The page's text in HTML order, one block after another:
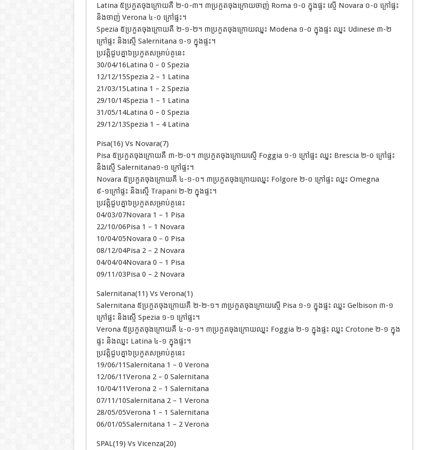
Latina ៥ប្រកួតចុងក្រោយគឺ ២-០-៣។ ៣ប្រកួតចុងក្រោយចាញ់ Roma ១-០ ក្នុងផ្ទះ ស្មើ Novara ០-០ ក្រៅផ្ទះ
និងចាញ់ Verona ៤-០ ក្រៅផ្ទះ។
Spezia ៥ប្រកួតចុងក្រោយគឺ ២-១-២។ ៣ប្រកួតចុងក្រោយឈ្នះ Modena ១-០ ក្នុងផ្ទះ ឈ្នះ Udinese ៣-២
ក្រៅផ្ទះ និងស្មើ Salernitana ១-១ ក្នុងផ្ទះ។
ប្រវត្តិជួបគ្នា៦ប្រកួតសម្រាប់គូនេះ
30/04/16Latina 0 – 0 Spezia
12/12/15Spezia 2 – 1 Latina
21/03/15Latina 1 – 2 Spezia
29/10/14Spezia 1 – 1 Latina
31/05/14Latina 0 – 0 Spezia
29/12/13Spezia 1 – 4 Latina
Pisa(16) Vs Novara(7)
Pisa ៥ប្រកួតចុងក្រោយគឺ ៣-២-០។ ៣ប្រកួតចុងក្រោយស្មើ Foggia ១-១ ក្រៅផ្ទះ ឈ្នះ Brescia ២-០ ក្រៅផ្ទះ
និងស្មើ Salernitana១-១ ក្រៅផ្ទះ។
Novara ៥ប្រកួតចុងក្រោយគឺ ៤-១-០។ ៣ប្រកួតចុងក្រោយឈ្នះ Folgore ២-០ ក្រៅផ្ទះ ឈ្នះ Omegna
៩-១ក្រៅផ្ទះ និងស្មើ Trapani ២-២ ក្នុងផ្ទះ។
ប្រវត្តិជួបគ្នា៦ប្រកួតសម្រាប់គូនេះ
04/03/07Novara 1 – 1 Pisa
22/10/06Pisa 1 – 1 Novara
10/04/05Novara 0 – 0 Pisa
08/12/04Pisa 2 – 2 Novara
04/04/04Novara 0 – 1 Pisa
09/11/03Pisa 0 – 2 Novara
Salernitana(11) Vs Verona(1)
Salernitana ៥ប្រកួតចុងក្រោយគឺ ២-២-១។ ៣ប្រកួតចុងក្រោយស្មើ Pisa ១-១ ក្នុងផ្ទះ ឈ្នះ Gelbison ៣-១
ក្រៅផ្ទះ និងស្មើ Spezia ១-១ ក្រៅផ្ទះ។
Verona ៥ប្រកួតចុងក្រោយគឺ ៤-០-១។ ៣ប្រកួតចុងក្រោយឈ្នះ Foggia ២-១ ក្នុងផ្ទះ ឈ្នះ Crotone ២-១ ក្នុង
ផ្ទះ និងឈ្នះ Latina ៤-១ ក្នុងផ្ទះ។
ប្រវត្តិជួបគ្នា៦ប្រកួតសម្រាប់គូនេះ
19/06/11Salernitana 1 – 0 Verona
12/06/11Verona 2 – 0 Salernitana
10/04/11Verona 2 – 1 Salernitana
07/11/10Salernitana 2 – 1 Verona
28/05/05Verona 1 – 1 Salernitana
06/01/05Salernitana 1 – 2 Verona
SPAL(19) Vs Vicenza(20)